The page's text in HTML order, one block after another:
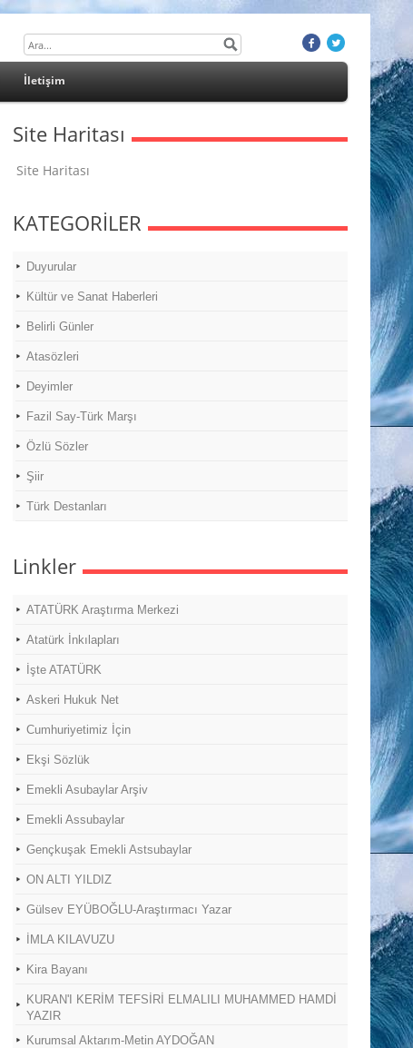
İletişim
Site Haritası
Site Haritası
KATEGORİLER
Duyurular
Kültür ve Sanat Haberleri
Belirli Günler
Atasözleri
Deyimler
Fazil Say-Türk Marşı
Özlü Sözler
Şiir
Türk Destanları
Linkler
ATATÜRK Araştırma Merkezi
Atatürk İnkılapları
İşte ATATÜRK
Askeri Hukuk Net
Cumhuriyetimiz İçin
Ekşi Sözlük
Emekli Asubaylar Arşiv
Emekli Assubaylar
Gençkuşak Emekli Astsubaylar
ON ALTI YILDIZ
Gülsev EYÜBOĞLU-Araştırmacı Yazar
İMLA KILAVUZU
Kira Bayanı
KURAN'I KERİM TEFSİRİ ELMALILI MUHAMMED HAMDİ
YAZIR
Kurumsal Aktarım-Metin AYDOĞAN